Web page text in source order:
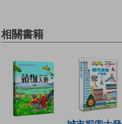
相關書籍